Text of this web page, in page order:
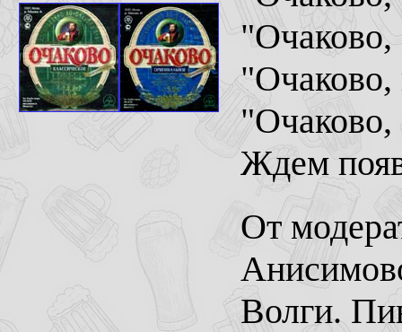
"Очаково,
"Очаково,
"Очаково,
Ждем
От
Волги.